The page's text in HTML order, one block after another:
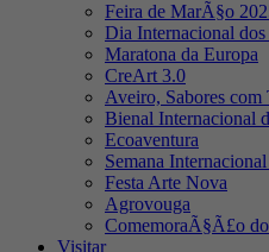
Feira de MarÃ§o
Dia Internacional
Maratona da Europa
CreArt 3.0
Aveiro, Sabores
Bienal Internacional
Ecoaventura
Semana
Festa Arte Nova
Agrovouga
ComemoraÃ§Ã£o
Visitar